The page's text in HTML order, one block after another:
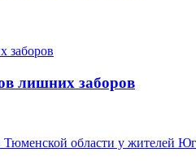
лишних заборов